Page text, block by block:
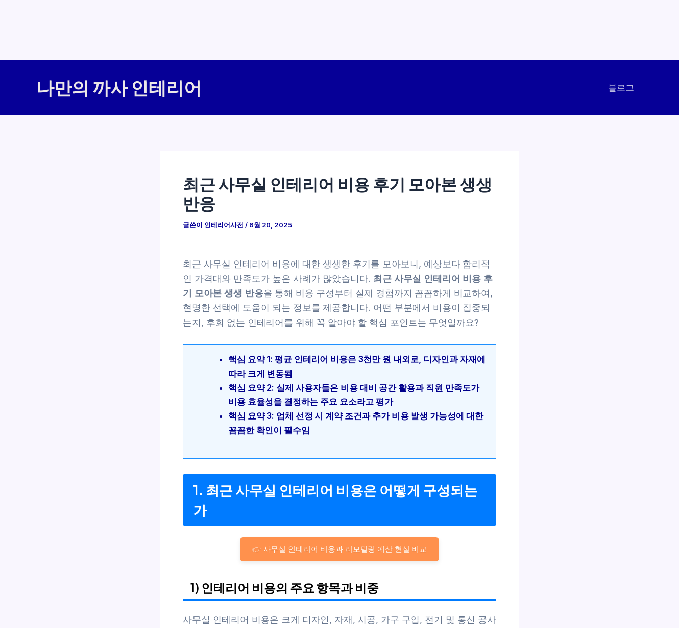
나만의 까사 인테리어 블로그
최근 사무실 인테리어 비용 후기 모아본 생생
반응
글쓴이 인테리어사전 / 6월 20, 2025
최근 사무실 인테리어 비용에 대한 생생한 후기를 모아보니, 예상보다 합리적
인 가격대와 만족도가 높은 사례가 많았습니다. 최근 사무실 인테리어 비용 후
기 모아본 생생 반응을 통해 비용 구성부터 실제 경험까지 꼼꼼하게 비교하여,
현명한 선택에 도움이 되는 정보를 제공합니다. 어떤 부분에서 비용이 집중되
는지, 후회 없는 인테리어를 위해 꼭 알아야 할 핵심 포인트는 무엇일까요?
핵심 요약 1: 평균 인테리어 비용은 3천만 원 내외로, 디자인과 자재에
따라 크게 변동됨
핵심 요약 2: 실제 사용자들은 비용 대비 공간 활용과 직원 만족도가
비용 효율성을 결정하는 주요 요소라고 평가
핵심 요약 3: 업체 선정 시 계약 조건과 추가 비용 발생 가능성에 대한
꼼꼼한 확인이 필수임
1. 최근 사무실 인테리어 비용은 어떻게 구성되는
가
👉 사무실 인테리어 비용과 리모델링 예산 현실 비교
1) 인테리어 비용의 주요 항목과 비중
사무실 인테리어 비용은 크게 디자인, 자재, 시공, 가구 구입, 전기 및 통신 공사